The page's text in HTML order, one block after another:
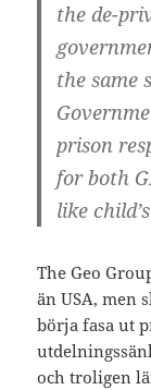
the de-
the same
prison
for both
like
The Geo
än USA, men
börja fasa ut
och troligen